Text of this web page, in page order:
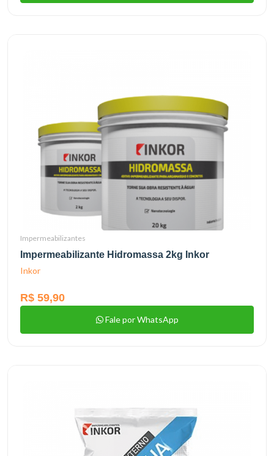
Impermeabilizantes
Impermeabilizante Hidromassa 2kg Inkor
Inkor
R$ 59,90
Fale por WhatsApp